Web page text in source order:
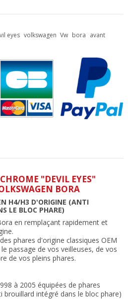
eyes volkswagen Vw bora avant
"DEVIL EYES"
BORA
H4/H3 D'ORIGINE (ANTI
LE BLOC PHARE)
en remplaçant rapidement et
phares d'origine classiques OEM
passage de vos veilleuses, de vos
de vos pleins phares.
à 2005 équipées de phares
brouillard intégré dans le bloc phare)